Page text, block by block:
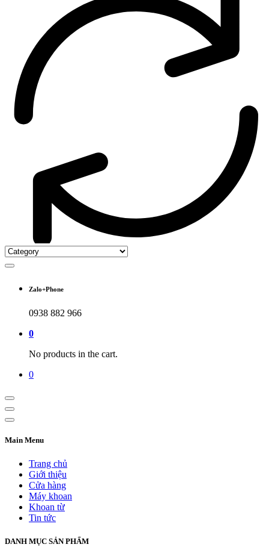
Zalo+Phone
0938 882 966
0
No products in the cart.
0
Main Menu
Trang chủ
Giới thiệu
Cửa hàng
Máy khoan
Khoan từ
Tin tức
DANH MỤC SẢN PHẨM